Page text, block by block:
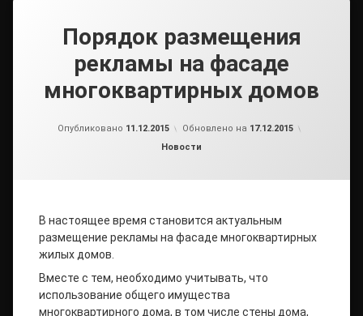
Порядок размещения
рекламы на фасаде
многоквартирных домов
Опубликовано 11.12.2015 Обновлено на 17.12.2015
Рубрики:
Новости
В настоящее время становится актуальным
размещение рекламы на фасаде многоквартирных
жилых домов.
Вместе с тем, необходимо учитывать, что
использование общего имущества
многоквартирного дома, в том числе стены дома,